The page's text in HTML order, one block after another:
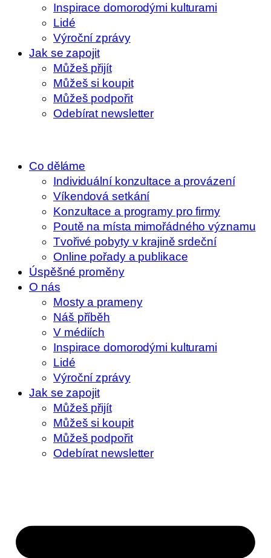
Inspirace domorodými kulturami
Lidé
Výroční zprávy
Jak se zapojit
Můžeš přijít
Můžeš si koupit
Můžeš podpořit
Odebírat newsletter
Co děláme
Individuální konzultace a provázení
Víkendová setkání
Konzultace a programy pro firmy
Poutě na místa mimořádného významu
Tvořivé pobyty v krajině srdeční
Online pořady a publikace
Úspěšné proměny
O nás
Mosty a prameny
Náš příběh
V médiích
Inspirace domorodými kulturami
Lidé
Výroční zprávy
Jak se zapojit
Můžeš přijít
Můžeš si koupit
Můžeš podpořit
Odebírat newsletter